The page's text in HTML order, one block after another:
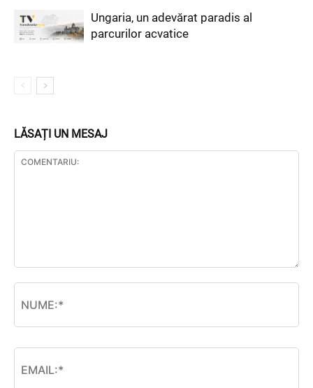
Ungaria, un adevărat paradis al
parcurilor acvatice
LĂSAȚI UN MESAJ